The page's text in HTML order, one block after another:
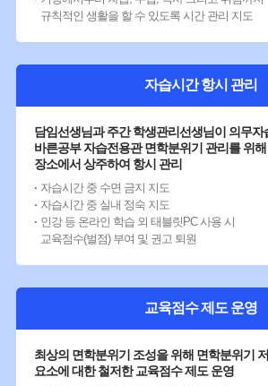
규칙적인 생활을 할 수 있도록 시간 관리 지도
자습시간 항시 관리
담임선생님과 주간 학생관리선생님이 의무자
바른공부 자습전용관 면학분위기 관리를 위
장소에서 상주하여 항시 관리
자습시간 중 수면 금지 지도
자습시간 중 실내 정숙 지도
인강 등 온라인 학습 외 태블릿PC 사용 시
교육점수(벌점) 부여 및 권고 퇴원
교육점수 제도 운영
최상의 면학분위기 조성을 위해 면학분위기
요소에 대한 철저한 교육점수 제도 운영